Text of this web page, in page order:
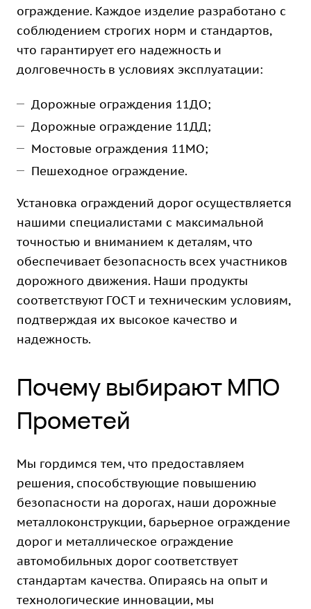
ограждение. Каждое изделие разработано с
соблюдением строгих норм и стандартов,
что гарантирует его надежность и
долговечность в условиях эксплуатации:
Дорожные ограждения 11ДО;
Дорожные ограждение 11ДД;
Мостовые ограждения 11МО;
Пешеходное ограждение.
Установка ограждений дорог осуществляется
нашими специалистами с максимальной
точностью и вниманием к деталям, что
обеспечивает безопасность всех участников
дорожного движения. Наши продукты
соответствуют ГОСТ и техническим условиям,
подтверждая их высокое качество и
надежность.
Почему выбирают МПО
Прометей
Мы гордимся тем, что предоставляем
решения, способствующие повышению
безопасности на дорогах, наши дорожные
металлоконструкции, барьерное ограждение
дорог и металлическое ограждение
автомобильных дорог соответствует
стандартам качества. Опираясь на опыт и
технологические инновации, мы